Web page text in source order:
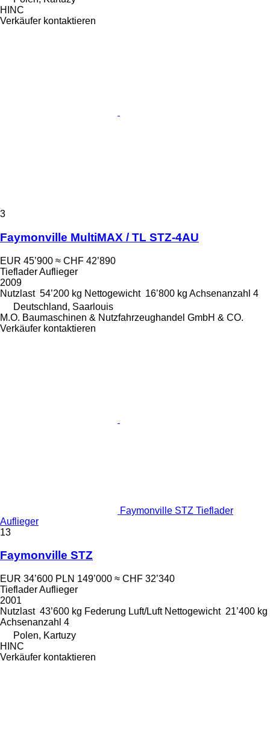
HINC
Verkäufer kontaktieren
3
Faymonville MultiMAX / TL STZ-4AU
EUR 45’900 ≈ CHF 42’890
Tieflader Auflieger
2009
Nutzlast 54’200 kg Nettogewicht 16’800 kg Achsenanzahl 4
Deutschland, Saarlouis
M.O. Baumaschinen & Nutzfahrzeughandel GmbH & CO.
Verkäufer kontaktieren
Faymonville STZ Tieflader
Auflieger
13
Faymonville STZ
EUR 34’600 PLN 149’000 ≈ CHF 32’340
Tieflader Auflieger
2001
Nutzlast 43’600 kg Federung Luft/Luft Nettogewicht 21’400 kg
Achsenanzahl 4
Polen, Kartuzy
HINC
Verkäufer kontaktieren